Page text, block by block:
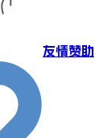
友情赞助